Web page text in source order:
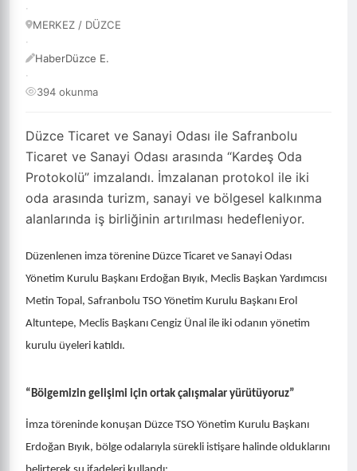
Düzce Ticaret ve Sanayi Odası ile Safranbolu
Ticaret ve Sanayi Odası arasında “Kardeş Oda
Protokolü” imzalandı. İmzalanan protokol ile iki
·
2 dk okuma
·
MERKEZ / DÜZCE
·
HaberDüzce E.
394 okunma
Yazdır
+
Küçült
0
Yorumlar
Düzenlenen imza törenine Düzce Ticaret ve Sanayi Odası
Yönetim Kurulu Başkanı Erdoğan Bıyık, Meclis Başkan Yardımcısı
Metin Topal, Safranbolu TSO Yönetim Kurulu Başkanı Erol